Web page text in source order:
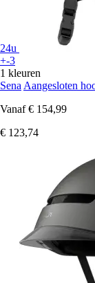
24u
+-3
1 kleuren
Sena Aangesloten
Vanaf € 154,99
€ 123,74